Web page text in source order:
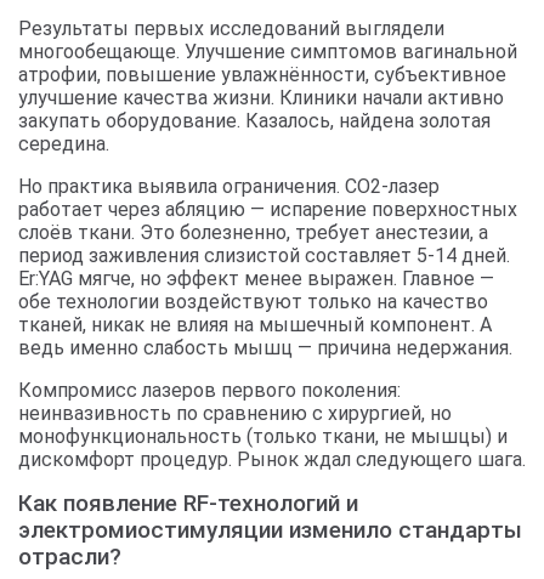
Результаты первых исследований выглядели
многообещающе. Улучшение симптомов вагинальной
атрофии, повышение увлажнённости, субъективное
улучшение качества жизни. Клиники начали активно
закупать оборудование. Казалось, найдена золотая
середина.
Но практика выявила ограничения. CO2-лазер
работает через абляцию — испарение поверхностных
слоёв ткани. Это болезненно, требует анестезии, а
период заживления слизистой составляет 5-14 дней.
Er:YAG мягче, но эффект менее выражен. Главное —
обе технологии воздействуют только на качество
тканей, никак не влияя на мышечный компонент. А
ведь именно слабость мышц — причина недержания.
Компромисс лазеров первого поколения:
неинвазивность по сравнению с хирургией, но
монофункциональность (только ткани, не мышцы) и
дискомфорт процедур. Рынок ждал следующего шага.
Как появление RF-технологий и
электромиостимуляции изменило стандарты
отрасли?